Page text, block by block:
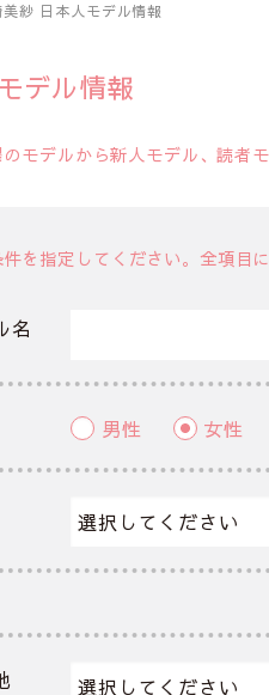
紗 日本人モデル情報
デル情報
のモデルから新人モデル、読者
を指定してください。全項目
名
男性 女性